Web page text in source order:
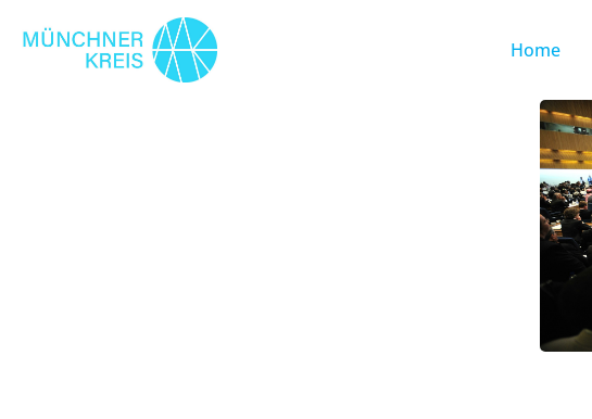
Home